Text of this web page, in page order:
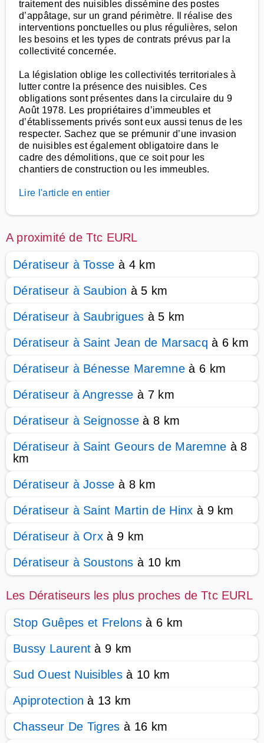
traitement des nuisibles dissémine des postes
d’appâtage, sur un grand périmètre. Il réalise des
interventions ponctuelles ou plus régulières, selon
les besoins et les types de contrats prévus par la
collectivité concernée.
La législation oblige les collectivités territoriales à
lutter contre la présence des nuisibles. Ces
obligations sont présentes dans la circulaire du 9
Août 1978. Les propriétaires d’immeubles et
d’établissements privés sont eux aussi tenus de les
respecter. Sachez que se prémunir d’une invasion
de nuisibles est également obligatoire dans le
cadre des démolitions, que ce soit pour les
chantiers de construction ou les immeubles.
Lire l'article en entier
A proximité de Ttc EURL
Dératiseur à Tosse à 4 km
Dératiseur à Saubion à 5 km
Dératiseur à Saubrigues à 5 km
Dératiseur à Saint Jean de Marsacq à 6 km
Dératiseur à Bénesse Maremneà 6 km
Dératiseur à Angresse à 7 km
Dératiseur à Seignosse à 8 km
Dératiseur à Saint Geours de Maremne à 8
km
Dératiseur à Josse à 8 km
Dératiseur à Saint Martin de Hinx à 9 km
Dératiseur à Orx à 9 km
Dératiseur à Soustons à 10 km
Les Dératiseurs les plus proches de Ttc EURL
Stop Guêpes et Frelons à 6 km
Bussy Laurent à 9 km
Sud Ouest Nuisibles à 10 km
Apiprotection à 13 km
Chasseur De Tigres à 16 km